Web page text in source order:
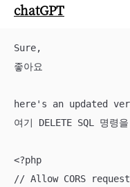
chatGPT
Sure,
좋아요
here's an updated
여기 DELETE SQL 명령
<?php
// Allow CORS